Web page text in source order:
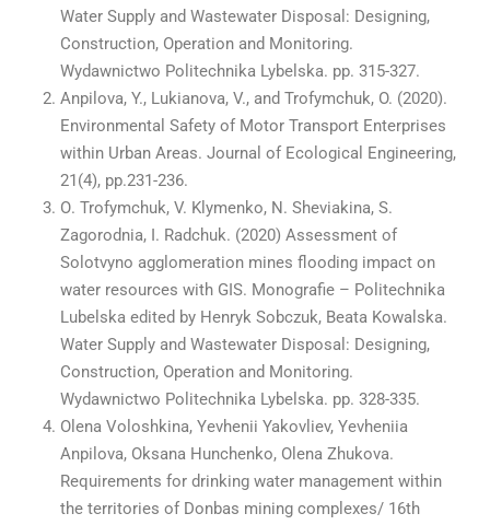
Water Supply and Wastewater Disposal: Designing,
Construction, Operation and Monitoring.
Wydawnictwo Politechnika Lybelska. pp. 315-327.
Anpilova, Y., Lukianova, V., and Trofymchuk, O. (2020).
Environmental Safety of Motor Transport Enterprises
within Urban Areas. Journal of Ecological Engineering,
21(4), pp.231-236.
О. Trofymchuk, V. Klymenko, N. Sheviakina, S.
Zagorodnia, I. Radchuk. (2020) Assessment of
Solotvyno agglomeration mines flooding impact on
water resources with GIS. Monografie – Politechnika
Lubelska edited by Henryk Sobczuk, Beata Kowalska.
Water Supply and Wastewater Disposal: Designing,
Construction, Operation and Monitoring.
Wydawnictwo Politechnika Lybelska. pp. 328-335.
Olena Voloshkina, Yevhenii Yakovliev, Yevheniia
Anpilova, Oksana Hunchenko, Olena Zhukova.
Requirements for drinking water management within
the territories of Donbas mining complexes/ 16th